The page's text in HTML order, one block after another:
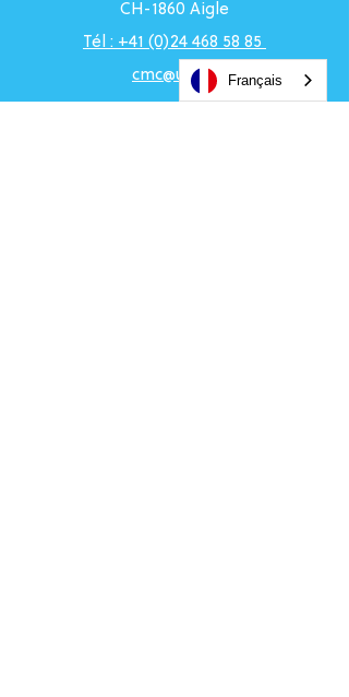
CH-1860 Aigle
Tél : +41 (0)24 468 58 85
cmc@uci.ch
Français